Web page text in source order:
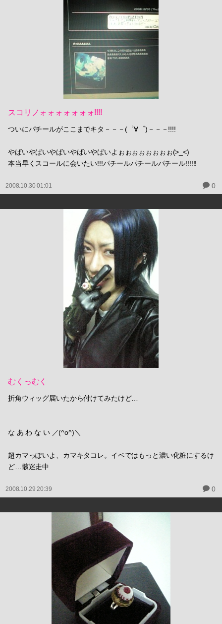
スコリノォォォォォォォ!!!!
ついにパチールがここまでキタ－－－(゜∀゜)－－－!!!!
やばいやばいやばいやばいやばいよぉぉぉぉぉぉぉぉ(>_<)
本当早くスコールに会いたい!!!パチールパチールパチール!!!!!!
2008.10.30 01:01 0
むくっむく
折角ウィッグ届いたから付けてみたけど…
な あ わ な い ／(^o^)＼
超カマっぽいよ、カマキタコレ。イベではもっと濃い化粧にするけ
ど…骸迷走中
2008.10.29 20:39 0